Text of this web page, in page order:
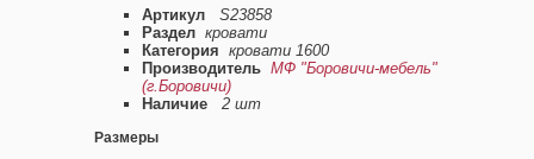
Артикул
S23858
Раздел кровати
Категория кровати 1600
Производитель МФ "Боровичи-мебель"
(г.Боровичи)
Наличие
2 шт
Размеры